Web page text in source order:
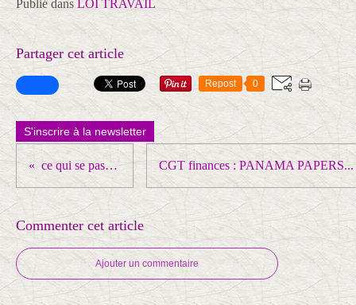
Publié dans LOI TRAVAIL
Partager cet article
Repost 0
S'inscrire à la newsletter
ce qui se passe côté étudiant
Commenter cet article
Ajouter un commentaire